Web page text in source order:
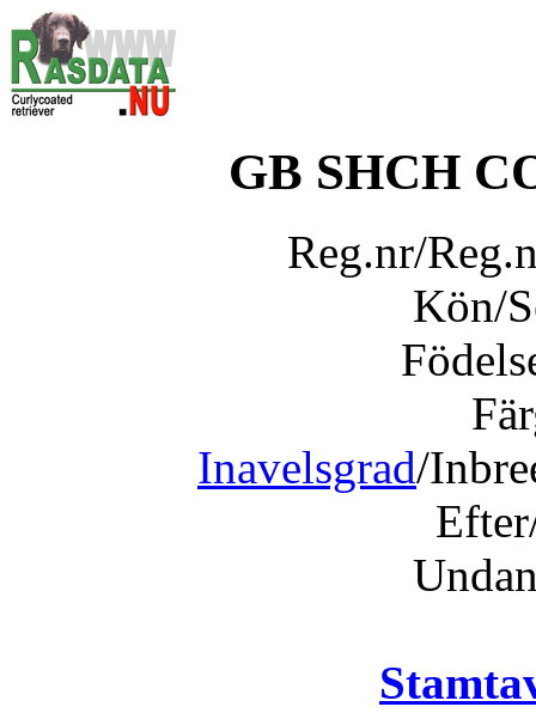
GB SHCH
Reg.nr/
Kön/
Inavelsgrad/